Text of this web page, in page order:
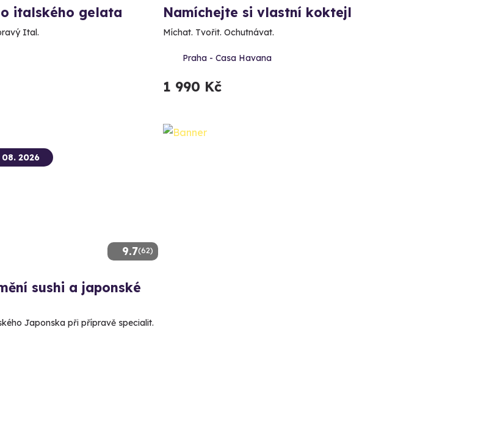
italského gelata
Ital.
Namíchejte si vlastní koktejl
Míchat. Tvořit. Ochutnávat.
Praha - Casa Havana
1 990 Kč
9.7(62)
2026
sushi a japonské
Japonska při přípravě specialit.